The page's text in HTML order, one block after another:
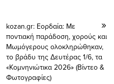
kozan.gr: Εορδαία: Με
ποντιακή παράδοση, χορούς και
Μωμόγερους ολοκληρώθηκαν,
το βράδυ της Δευτέρας 1/6, τα
«Κομνηνιώτικα 2026» (Βίντεο &
Φωτογραφίες)